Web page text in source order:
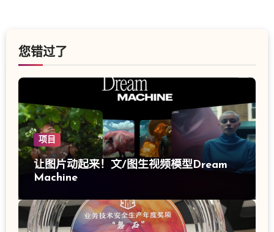
您错过了
项目
让图片动起来！文/图生视频模型Dream
Machine